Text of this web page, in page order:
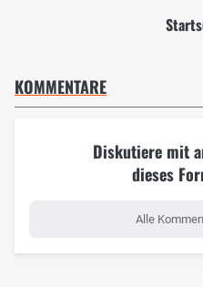
KOMMENTARE
Diskutiere mit
dieses
Alle